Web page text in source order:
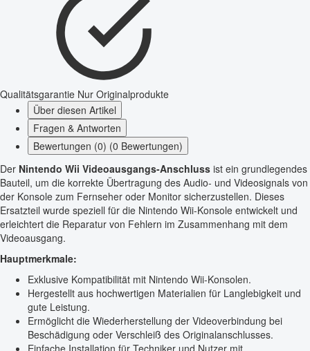
Qualitätsgarantie Nur Originalprodukte
Über diesen Artikel
Fragen & Antworten
Bewertungen (0) (0 Bewertungen)
Der Nintendo Wii Videoausgangs-Anschluss ist ein grundlegendes
Bauteil, um die korrekte Übertragung des Audio- und Videosignals von
der Konsole zum Fernseher oder Monitor sicherzustellen. Dieses
Ersatzteil wurde speziell für die Nintendo Wii-Konsole entwickelt und
erleichtert die Reparatur von Fehlern im Zusammenhang mit dem
Videoausgang.
Hauptmerkmale:
Exklusive Kompatibilität mit Nintendo Wii-Konsolen.
Hergestellt aus hochwertigen Materialien für Langlebigkeit und
gute Leistung.
Ermöglicht die Wiederherstellung der Videoverbindung bei
Beschädigung oder Verschleiß des Originalanschlusses.
Einfache Installation für Techniker und Nutzer mit